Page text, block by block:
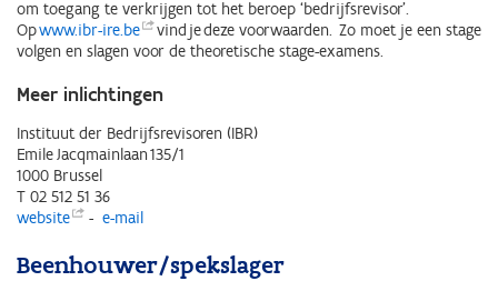
om toegang te verkrijgen tot het beroep ‘bedrijfsrevisor’.
Opwww.ibr-ire.be
vind je deze voorwaarden. Zo moet je een stage
volgen en slagen voor de theoretische stage-examens.
Meer inlichtingen
Instituut der Bedrijfsrevisoren (IBR)
Emile Jacqmainlaan 135/1
1000 Brussel
T 02 512 51 36
website
- e-mail
Beenhouwer/spekslager